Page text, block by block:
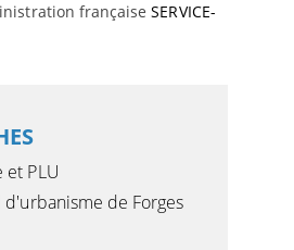
françaiseSERVICE-
et PLU
d'urbanisme de Forges